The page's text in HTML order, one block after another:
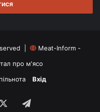
|
Meat-Inform -
про м'ясо
Вхід